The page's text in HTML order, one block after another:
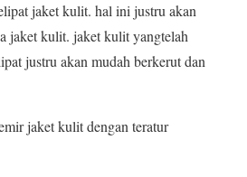
jaket kulit. hal ini justru akan
jaket kulit. jaket kulit yangtelah
justru akan mudah berkerut dan
jaket kulit dengan teratur